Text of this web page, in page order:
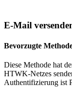
E-Mail
Bevorzugte
Diese Methode hat
HTWK-Netzes
Authentifizierung ist